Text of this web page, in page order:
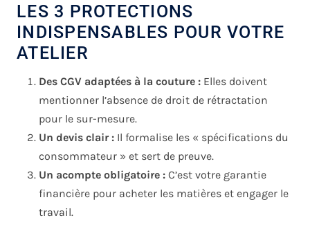
LES 3 PROTECTIONS
INDISPENSABLES POUR VOTRE
ATELIER
Des CGV adaptées à la couture : Elles doivent
mentionner l’absence de droit de rétractation
pour le sur-mesure.
Un devis clair : Il formalise les « spécifications du
consommateur » et sert de preuve.
Un acompte obligatoire : C’est votre garantie
financière pour acheter les matières et engager le
travail.